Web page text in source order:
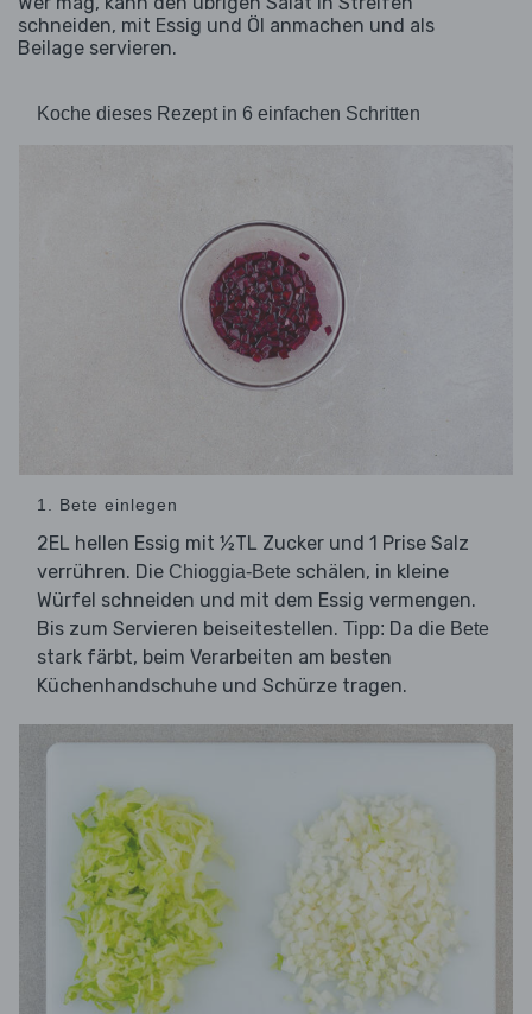
schneiden, mit Essig und Öl anmachen und als
Beilage servieren.
Koche dieses Rezept in 6 einfachen Schritten
1. Bete einlegen
2EL hellen Essig mit ½TL Zucker und 1 Prise Salz
verrühren. Die Chioggia-Bete schälen, in kleine
Würfel schneiden und mit dem Essig vermengen.
Bis zum Servieren beiseitestellen. Tipp: Da die Bete
stark färbt, beim Verarbeiten am besten
Küchenhandschuhe und Schürze tragen.